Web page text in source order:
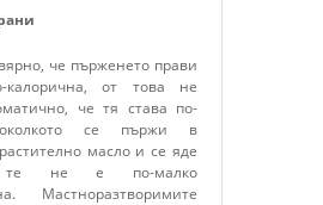
че пърженето прави
калорична, от това не
че тя става по-
се пържи в
масло и се яде
те не е по-малко
Мастноразтворимите